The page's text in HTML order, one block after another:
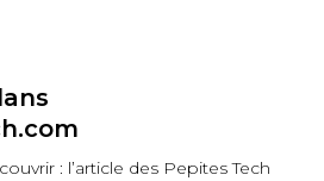
: l’article des Pepites Tech